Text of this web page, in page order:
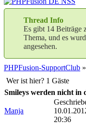
Thread Info
Es gibt 14 Beiträge
Thema, und es
angesehen.
PHPFusion-SupportClub »
Wer ist hier? 1 Gäste
Smileys werden nicht in
Manja
20:36